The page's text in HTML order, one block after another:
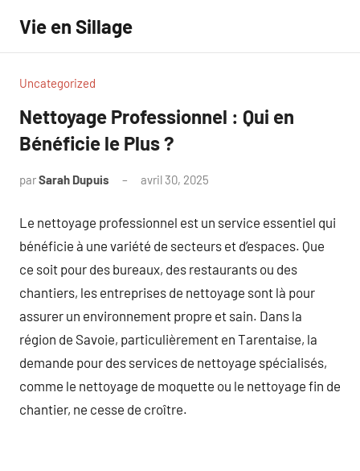
contenu
Vie en Sillage
Uncategorized
Nettoyage Professionnel : Qui en
Bénéficie le Plus ?
parSarah Dupuis avril 30, 2025
Le nettoyage professionnel est un service essentiel qui
bénéficie à une variété de secteurs et d’espaces. Que
ce soit pour des bureaux, des restaurants ou des
chantiers, les entreprises de nettoyage sont là pour
assurer un environnement propre et sain. Dans la
région de Savoie, particulièrement en Tarentaise, la
demande pour des services de nettoyage spécialisés,
comme le nettoyage de moquette ou le nettoyage fin de
chantier, ne cesse de croître.